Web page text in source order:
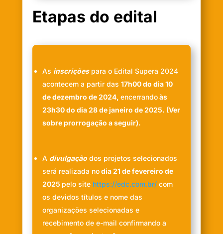
Etapas do edital
As inscriçõespara o Edital Supera 2024
acontecem a partir das 17h00 do dia 10
de dezembro de 2024, encerrandoàs
23h30 do dia 28 de janeiro de 2025. (Ver
sobre prorrogação a seguir).
A divulgaçãodos projetos selecionados
será realizada nodia 21 de fevereiro de
2025 pelo site https://edc.com.br/com
os devidos títulos e nome das
organizações selecionadas e
recebimento de e-mail confirmando a